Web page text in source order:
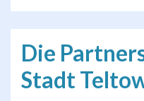
Die
Stadt